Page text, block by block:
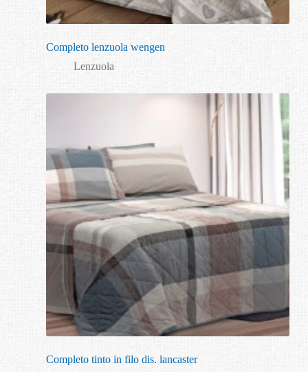
Completo lenzuola wengen
Lenzuola
Completo tinto in filo dis. lancaster